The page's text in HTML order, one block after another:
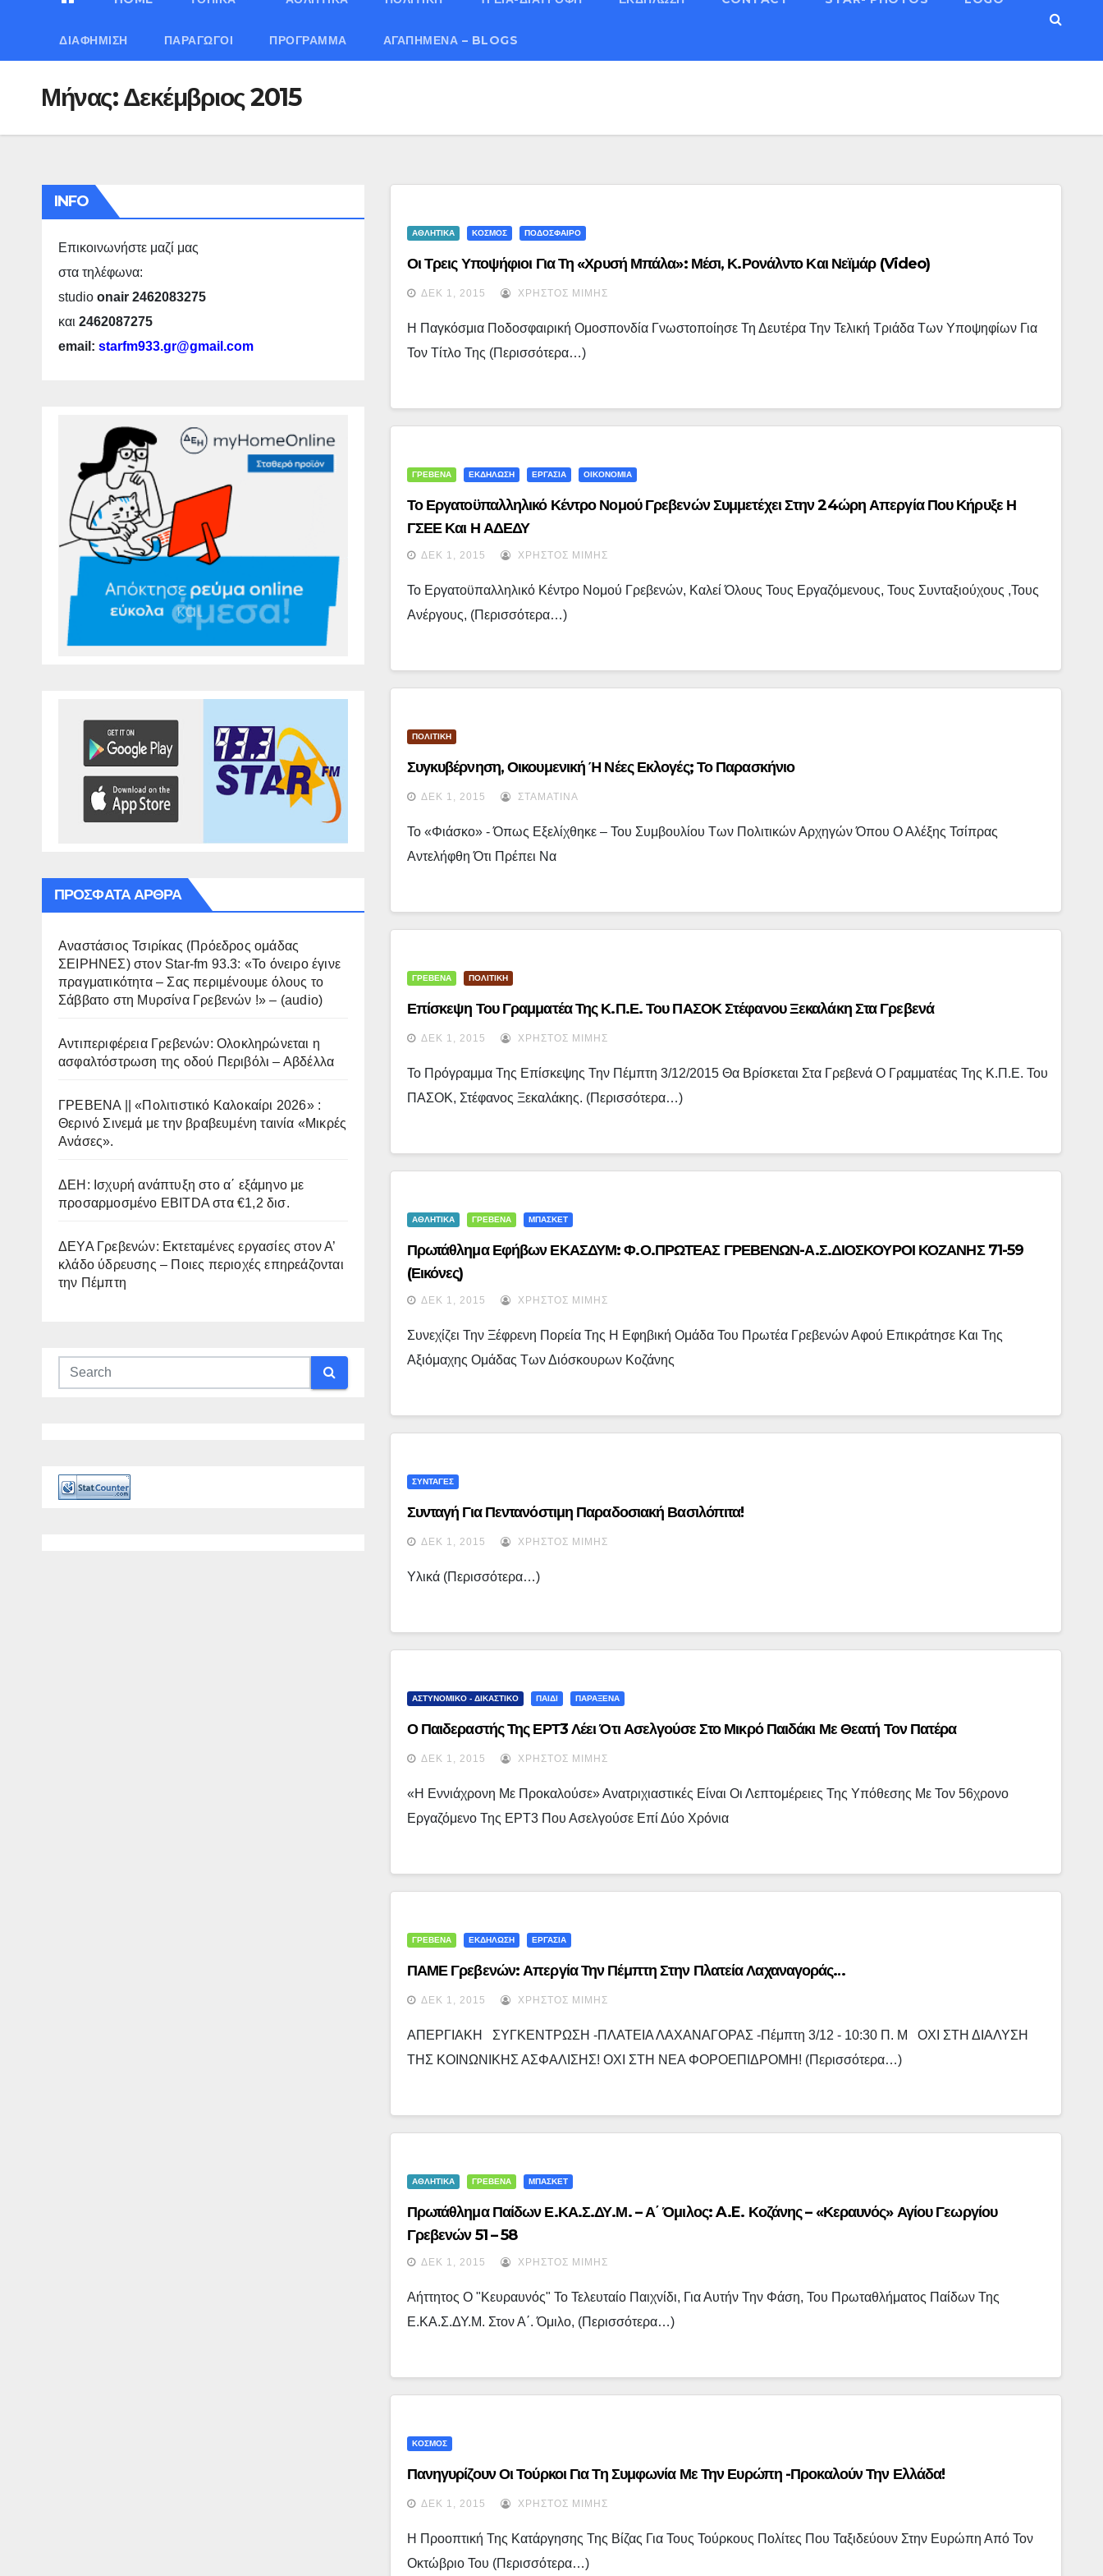
ΔΙΑΦΉΜΙΣΗ ΠΑΡΑΓΩΓΟΊ ΠΡΌΓΡΑΜΜΑ ΑΓΑΠΗΜΈΝΑ – BLOGS
Μήνας:Δεκέμβριος 2015
INFO
Επικοινωνήστε μαζί μας
στα τηλέφωνα:
studio onair 2462083275
και 2462087275
email: starfm933.gr@gmail.com
ΠΡΌΣΦΑΤΑ ΆΡΘΡΑ
Αναστάσιος Τσιρίκας (Πρόεδρος ομάδας
ΣΕΙΡΗΝΕΣ) στον Star-fm 93.3: «Το όνειρο έγινε
πραγματικότητα – Σας περιμένουμε όλους το
Σάββατο στη Μυρσίνα Γρεβενών !» – (audio)
Αντιπεριφέρεια Γρεβενών: Ολοκληρώνεται η
ασφαλτόστρωση της οδού Περιβόλι – Αβδέλλα
ΓΡΕΒΕΝΑ || «Πολιτιστικό Καλοκαίρι 2026» :
Θερινό Σινεμά με την βραβευμένη ταινία «Μικρές
Ανάσες».
ΔΕΗ: Ισχυρή ανάπτυξη στο α΄ εξάμηνο με
προσαρμοσμένο EBITDA στα €1,2 δισ.
ΔΕΥΑ Γρεβενών: Εκτεταμένες εργασίες στον Α’
κλάδο ύδρευσης – Ποιες περιοχές επηρεάζονται
την Πέμπτη
ΑΘΛΗΤΙΚΑ ΚΟΣΜΟΣ ΠΟΔΟΣΦΑΙΡΟ
Οι Τρεις Υποψήφιοι Για Τη «Χρυσή Μπάλα»: Μέσι, Κ.Ρονάλντο Και Νεϊμάρ (video)
ΔΕΚ 1, 2015 ΧΡΉΣΤΟΣ ΜΊΜΗΣ
Η Παγκόσμια Ποδοσφαιρική Ομοσπονδία Γνωστοποίησε Τη Δευτέρα Την Τελική Τριάδα Των Υποψηφίων Για
Τον Τίτλο Της (περισσότερα…)
ΓΡΕΒΕΝΑ ΕΚΔΗΛΩΣΗ ΕΡΓΑΣΙΑ ΟΙΚΟΝΟΜΙΑ
Το Εργατοϋπαλληλικό Κέντρο Νομού Γρεβενών Συμμετέχει Στην 24ώρη Απεργία Που Κήρυξε Η
ΓΣΕΕ Και Η ΑΔΕΔΥ
ΔΕΚ 1, 2015 ΧΡΉΣΤΟΣ ΜΊΜΗΣ
Το Εργατοϋπαλληλικό Κέντρο Νομού Γρεβενών, Καλεί Όλους Τους Εργαζόμενους, Τους Συνταξιούχους ,τους
Ανέργους, (περισσότερα…)
ΠΟΛΙΤΙΚΗ
Συγκυβέρνηση, Οικουμενική Ή Νέες Εκλογές; Το Παρασκήνιο
ΔΕΚ 1, 2015 ΣΤΑΜΑΤΊΝΑ
Το «φιάσκο» - Όπως Εξελίχθηκε – Του Συμβουλίου Των Πολιτικών Αρχηγών Όπου Ο Αλέξης Τσίπρας
Αντελήφθη Ότι Πρέπει Να
ΓΡΕΒΕΝΑ ΠΟΛΙΤΙΚΗ
Επίσκεψη Του Γραμματέα Της Κ.Π.Ε. Του ΠΑΣΟΚ Στέφανου Ξεκαλάκη Στα Γρεβενά
ΔΕΚ 1, 2015 ΧΡΉΣΤΟΣ ΜΊΜΗΣ
Το Πρόγραμμα Της Επίσκεψης Την Πέμπτη 3/12/2015 Θα Βρίσκεται Στα Γρεβενά Ο Γραμματέας Της Κ.Π.Ε. Του
ΠΑΣΟΚ, Στέφανος Ξεκαλάκης. (περισσότερα…)
ΑΘΛΗΤΙΚΑ ΓΡΕΒΕΝΑ ΜΠΑΣΚΕΤ
Πρωτάθλημα Εφήβων ΕΚΑΣΔΥΜ: Φ.Ο.ΠΡΩΤΕΑΣ ΓΡΕΒΕΝΩΝ-Α.Σ.ΔΙΟΣΚΟΥΡΟΙ ΚΟΖΑΝΗΣ 71-59
(εικόνες)
ΔΕΚ 1, 2015 ΧΡΉΣΤΟΣ ΜΊΜΗΣ
Συνεχίζει Την Ξέφρενη Πορεία Της Η Εφηβική Ομάδα Του Πρωτέα Γρεβενών Αφού Επικράτησε Και Της
Αξιόμαχης Ομάδας Των Διόσκουρων Κοζάνης
ΣΥΝΤΑΓΕΣ
Συνταγή Για Πεντανόστιμη Παραδοσιακή Βασιλόπιτα!
ΔΕΚ 1, 2015 ΧΡΉΣΤΟΣ ΜΊΜΗΣ
Υλικά (περισσότερα…)
ΑΣΤΥΝΟΜΙΚΟ - ΔΙΚΑΣΤΙΚΟ ΠΑΙΔΙ ΠΑΡΑΞΕΝΑ
Ο Παιδεραστής Της ΕΡΤ3 Λέει Ότι Ασελγούσε Στο Μικρό Παιδάκι Με Θεατή Τον Πατέρα
ΔΕΚ 1, 2015 ΧΡΉΣΤΟΣ ΜΊΜΗΣ
«Η Εννιάχρονη Με Προκαλούσε» Ανατριχιαστικές Είναι Οι Λεπτομέρειες Της Υπόθεσης Με Τον 56χρονο
Εργαζόμενο Της ΕΡΤ3 Που Ασελγούσε Επί Δύο Χρόνια
ΓΡΕΒΕΝΑ ΕΚΔΗΛΩΣΗ ΕΡΓΑΣΙΑ
ΠΑΜΕ Γρεβενών: Απεργία Την Πέμπτη Στην Πλατεία Λαχαναγοράς…
ΔΕΚ 1, 2015 ΧΡΉΣΤΟΣ ΜΊΜΗΣ
ΑΠΕΡΓΙΑΚΗ ΣΥΓΚΕΝΤΡΩΣΗ -ΠΛΑΤΕΙΑ ΛΑΧΑΝΑΓΟΡΑΣ -Πέμπτη 3/12 - 10:30 Π. Μ ΟΧΙ ΣΤΗ ΔΙΑΛΥΣΗ
ΤΗΣ ΚΟΙΝΩΝΙΚΗΣ ΑΣΦΑΛΙΣΗΣ! ΟΧΙ ΣΤΗ ΝΕΑ ΦΟΡΟΕΠΙΔΡΟΜΗ! (περισσότερα…)
ΑΘΛΗΤΙΚΑ ΓΡΕΒΕΝΑ ΜΠΑΣΚΕΤ
Πρωτάθλημα Παίδων Ε.ΚΑ.Σ.ΔΥ.Μ. – Α΄ Όμιλος: A.E. Κοζάνης – «Κεραυνός» Αγίου Γεωργίου
Γρεβενών 51 – 58
ΔΕΚ 1, 2015 ΧΡΉΣΤΟΣ ΜΊΜΗΣ
Αήττητος Ο "Κευραυνός" Το Τελευταίο Παιχνίδι, Για Αυτήν Την Φάση, Του Πρωταθλήματος Παίδων Της
Ε.ΚΑ.Σ.ΔΥ.Μ. Στον Α΄. Όμιλο, (περισσότερα…)
ΚΟΣΜΟΣ
Πανηγυρίζουν Οι Τούρκοι Για Τη Συμφωνία Με Την Ευρώπη -Προκαλούν Την Ελλάδα!
ΔΕΚ 1, 2015 ΧΡΉΣΤΟΣ ΜΊΜΗΣ
Η Προοπτική Της Κατάργησης Της Βίζας Για Τους Τούρκους Πολίτες Που Ταξιδεύουν Στην Ευρώπη Από Τον
Οκτώβριο Του (περισσότερα…)